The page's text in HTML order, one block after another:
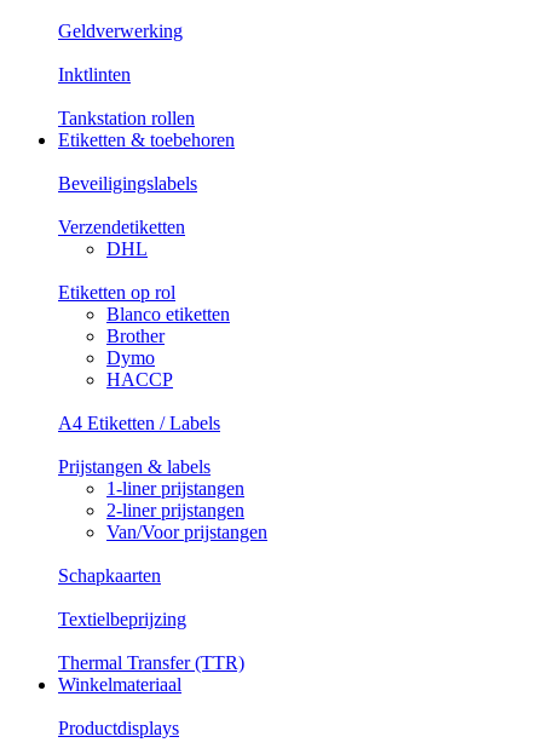
Geldverwerking
Inktlinten
Tankstation rollen
Etiketten & toebehoren
Beveiligingslabels
Verzendetiketten
DHL
Etiketten op rol
Blanco etiketten
Brother
Dymo
HACCP
A4 Etiketten / Labels
Prijstangen & labels
1-liner prijstangen
2-liner prijstangen
Van/Voor prijstangen
Schapkaarten
Textielbeprijzing
Thermal Transfer (TTR)
Winkelmateriaal
Productdisplays